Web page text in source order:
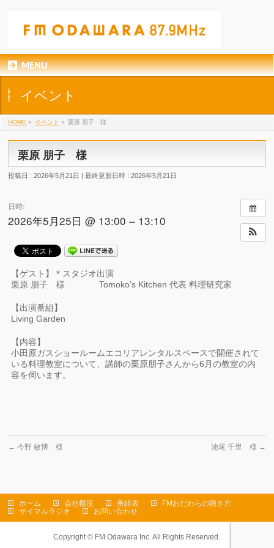
MENU
イベント
HOME » イベント » 栗原 朋子 様
栗原 朋子 様
投稿日 : 2026年5月21日 最終更新日時 : 2026年5月21日
日時:
2026年5月25日 @ 13:00 – 13:10
【ゲスト】＊スタジオ出演
栗原 朋子 様 Tomoko’s Kitchen 代表 料理研究家
【出演番組】
Living Garden
【内容】
小田原ガスショールームエコリアレンタルスペースで開催されて
いる料理教室について、講師の栗原朋子さんから6月の教室の内
容を伺います。
← 今野 敏博 様 池尾 千里 様 →
ホーム 会社概況 番組表
FMおだわらの聴き方
サイマルラジオ
お問い合わせ
Copyright © FM Odawara Inc. All Rights Reserved.